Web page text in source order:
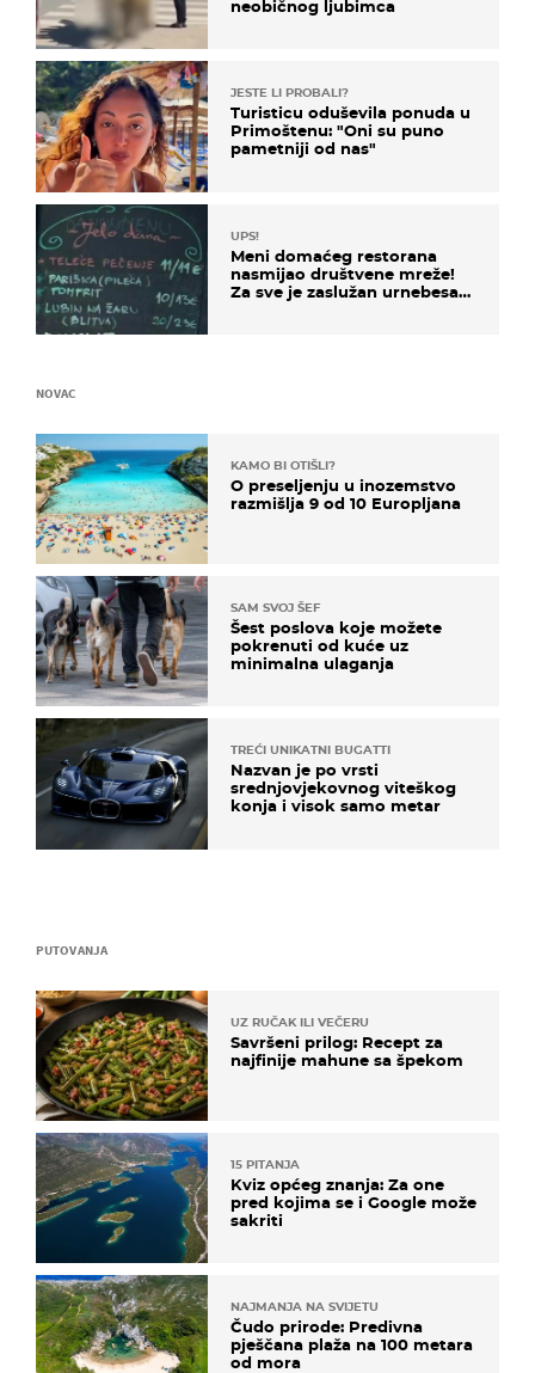
neobičnog ljubimca
JESTE LI PROBALI?
Turisticu oduševila ponuda u
Primoštenu: "Oni su puno
pametniji od nas"
UPS!
Meni domaćeg restorana
nasmijao društvene mreže!
Za sve je zaslužan urnebesan
PUTOVANJA
UZ RUČAK ILI VEČERU
Savršeni prilog: Recept za
najfinije mahune sa špekom
15 PITANJA
Kviz općeg znanja: Za one
pred kojima se i Google može
sakriti
NAJMANJA NA SVIJETU
Čudo prirode: Predivna
pješčana plaža na 100 metara
od mora
NOVAC
KAMO BI OTIŠLI?
O preseljenju u inozemstvo
razmišlja 9 od 10 Europljana
SAM SVOJ ŠEF
Šest poslova koje možete
pokrenuti od kuće uz
minimalna ulaganja
TREĆI UNIKATNI BUGATTI
Nazvan je po vrsti
srednjovjekovnog viteškog
konja i visok samo metar